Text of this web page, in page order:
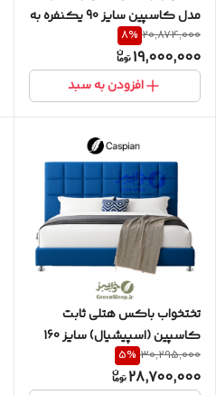
مدل کاسپین سایز 90 یکنفره به
همراه تاج مربعی
20,874,000
8%
19,000,000
افزودن به سبد
تختخواب باکس هتلی ثابت
کاسپین (اسپیشیال) سایز 160
دو نفره (دو تکه) به همراه تاج
طرح مربع
30,295,000
5%
28,700,000